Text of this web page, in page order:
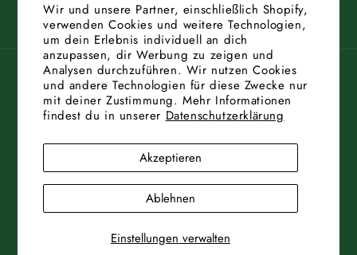
Wir und unsere Partner, einschließlich Shopify,
verwenden Cookies und weitere Technologien,
um dein Erlebnis individuell an dich
anzupassen, dir Werbung zu zeigen und
Analysen durchzuführen. Wir nutzen Cookies
und andere Technologien für diese Zwecke nur
mit deiner Zustimmung. Mehr Informationen
findest du in unserer Datenschutzerklärung
Einstellungen verwalten
Akzeptieren
Ablehnen
فيسبوكانستغراميوتيوب
البلد/المنطقة
ألمانيا | EUR €
الدفع
حق الانسحاب معلومات الاتصال